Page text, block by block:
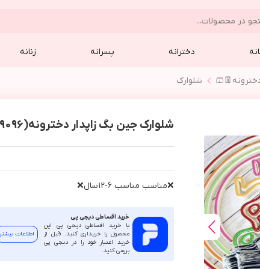
دخترانه پسرانه زنانه
شلوارك
شلوارک جین بگ زاپدار دخترونه(9096)
❌مناسب مناسب ٦-١٢سال❌
خرید اقساطی دیجی پی
با خرید اقساطی دیجی پی این
محصول را خریداری کنید. قبل از
خرید اعتبار خود را در دیجی پی
بررسی کنید.
اطلاعات بیشتر